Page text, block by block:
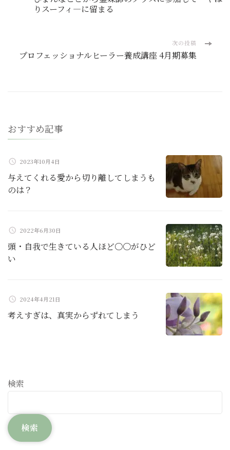
ビ
シ
ョ
ン
りスーフィ―に留まる
次の投稿
プロフェッショナルヒーラー養成講座 4月期募集
おすすめ記事
2023年10月4日
与えてくれる愛から切り離してしまうも
のは？
2022年6月30日
頭・自我で生きている人ほど〇〇がひど
い
2024年4月21日
考えすぎは、真実からずれてしまう
検索
検索